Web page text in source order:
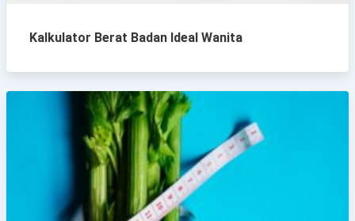
Kalkulator Berat Badan Ideal Wanita